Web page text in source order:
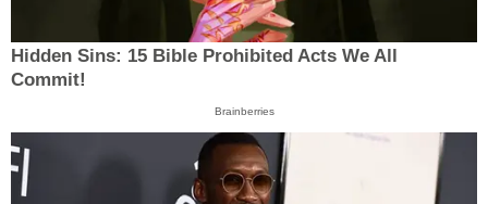
Hidden Sins: 15 Bible Prohibited Acts We All
Commit!
Brainberries